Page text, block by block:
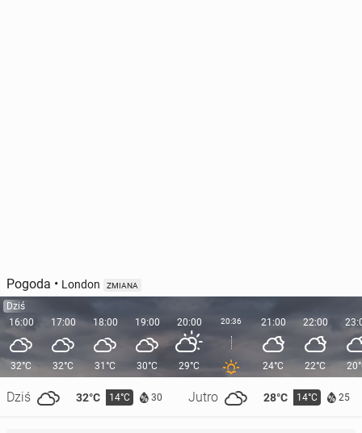
Pogoda • London ZMIANA
Dziś
16:00
32°C
Dziś 32°C 14°C 30 Jutro 28°C 14°C 25
17:00
32°C
18:00
31°C
19:00
30°C
20:00
29°C
20:36 21:00
24°C
22:00
22°C